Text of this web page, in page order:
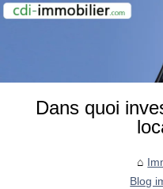
Dans quoi
Blog